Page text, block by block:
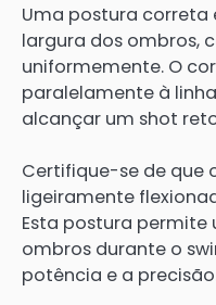
Uma postura correta
largura dos ombros,
uniformemente. O
paralelamente à
alcançar um shot
Certifique-se de que
ligeiramente
Esta postura
ombros durante o
potência e a